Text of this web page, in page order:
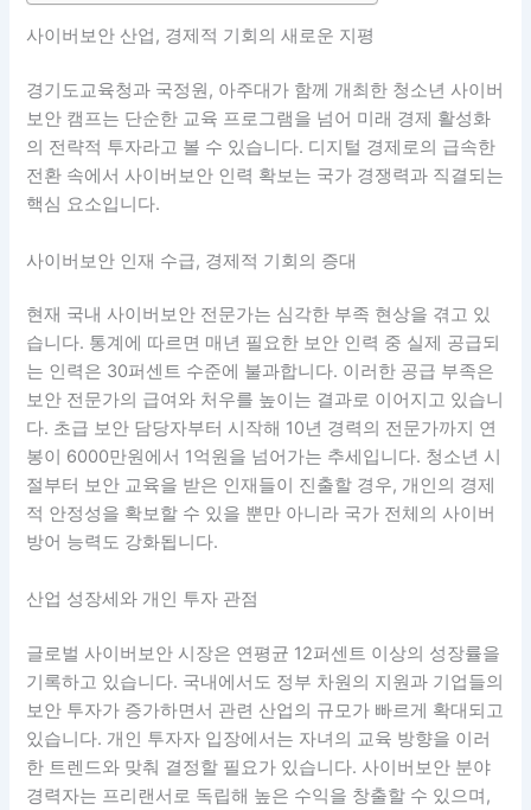
사이버보안 산업, 경제적 기회의 새로운 지평
경기도교육청과 국정원, 아주대가 함께 개최한 청소년 사이버
보안 캠프는 단순한 교육 프로그램을 넘어 미래 경제 활성화
의 전략적 투자라고 볼 수 있습니다. 디지털 경제로의 급속한
전환 속에서 사이버보안 인력 확보는 국가 경쟁력과 직결되는
핵심 요소입니다.
사이버보안 인재 수급, 경제적 기회의 증대
현재 국내 사이버보안 전문가는 심각한 부족 현상을 겪고 있
습니다. 통계에 따르면 매년 필요한 보안 인력 중 실제 공급되
는 인력은 30퍼센트 수준에 불과합니다. 이러한 공급 부족은
보안 전문가의 급여와 처우를 높이는 결과로 이어지고 있습니
다. 초급 보안 담당자부터 시작해 10년 경력의 전문가까지 연
봉이 6000만원에서 1억원을 넘어가는 추세입니다. 청소년 시
절부터 보안 교육을 받은 인재들이 진출할 경우, 개인의 경제
적 안정성을 확보할 수 있을 뿐만 아니라 국가 전체의 사이버
방어 능력도 강화됩니다.
산업 성장세와 개인 투자 관점
글로벌 사이버보안 시장은 연평균 12퍼센트 이상의 성장률을
기록하고 있습니다. 국내에서도 정부 차원의 지원과 기업들의
보안 투자가 증가하면서 관련 산업의 규모가 빠르게 확대되고
있습니다. 개인 투자자 입장에서는 자녀의 교육 방향을 이러
한 트렌드와 맞춰 결정할 필요가 있습니다. 사이버보안 분야
경력자는 프리랜서로 독립해 높은 수익을 창출할 수 있으며,